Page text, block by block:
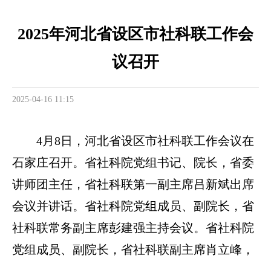
2025年河北省设区市社科联工作会
议召开
2025-04-16 11:15
4月8日，河北省设区市社科联工作会议在
石家庄召开。省社科院党组书记、院长，省委
讲师团主任，省社科联第一副主席吕新斌出席
会议并讲话。省社科院党组成员、副院长，省
社科联常务副主席彭建强主持会议。省社科院
党组成员、副院长，省社科联副主席肖立峰，